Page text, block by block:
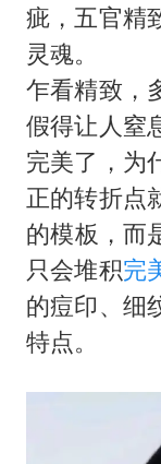
疵，五官精
灵魂。
乍看精致，
假得让人窒
完美了，为
正的转折点
的模板，而
只会堆积完
的痘印、细
特点。